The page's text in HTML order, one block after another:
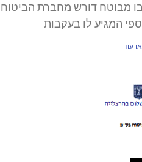
מבוטח דורש מחברת הביטוח
המגיע לו בעקבות
עוד